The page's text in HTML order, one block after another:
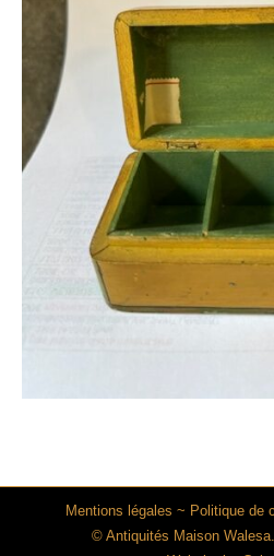
Mentions légales ~ Politique de
© Antiquités Maison